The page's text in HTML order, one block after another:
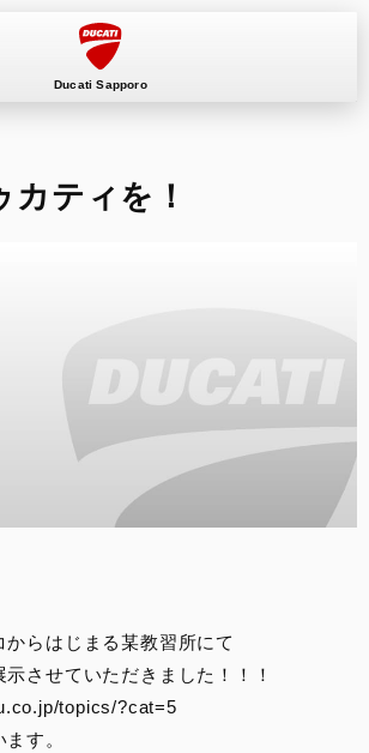
Ducati Sapporo
カティを！
らはじまる某教習所にて
示させていただきました！！！
topics/?cat=5
す。